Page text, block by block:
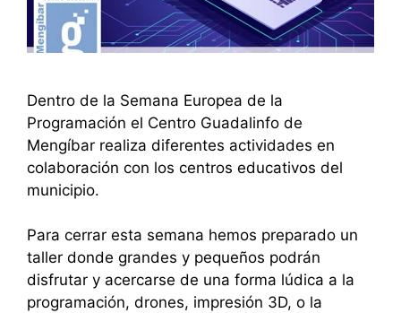
Dentro de la Semana Europea de la
Programación el Centro Guadalinfo de
Mengíbar realiza diferentes actividades en
colaboración con los centros educativos del
municipio.
Para cerrar esta semana hemos preparado un
taller donde grandes y pequeños podrán
disfrutar y acercarse de una forma lúdica a la
programación, drones, impresión 3D, o la